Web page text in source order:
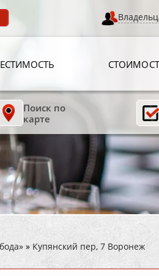
Поиск по
карте
» Купянский пер, 7 Воронеж